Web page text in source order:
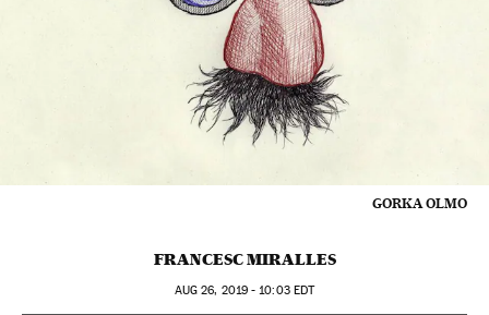
GORKA OLMO
FRANCESC MIRALLES
AUG 26, 2019 - 10:03EDT